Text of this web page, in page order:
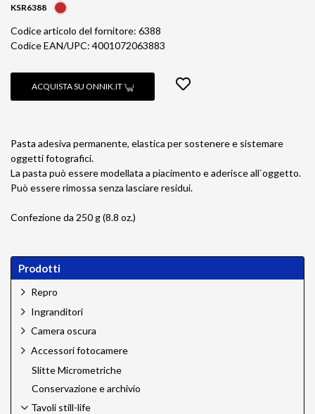
KSR6388
Codice articolo del fornitore: 6388
Codice EAN/UPC: 4001072063883
ACQUISTA SU ONNIK.IT
Pasta adesiva permanente, elastica per sostenere e sistemare
oggetti fotografici.
La pasta può essere modellata a piacimento e aderisce all`oggetto.
Può essere rimossa senza lasciare residui.
Confezione da 250 g (8.8 oz.)
Prodotti
Repro
Ingranditori
Camera oscura
Accessori fotocamere
Slitte Micrometriche
Conservazione e archivio
Tavoli still-life